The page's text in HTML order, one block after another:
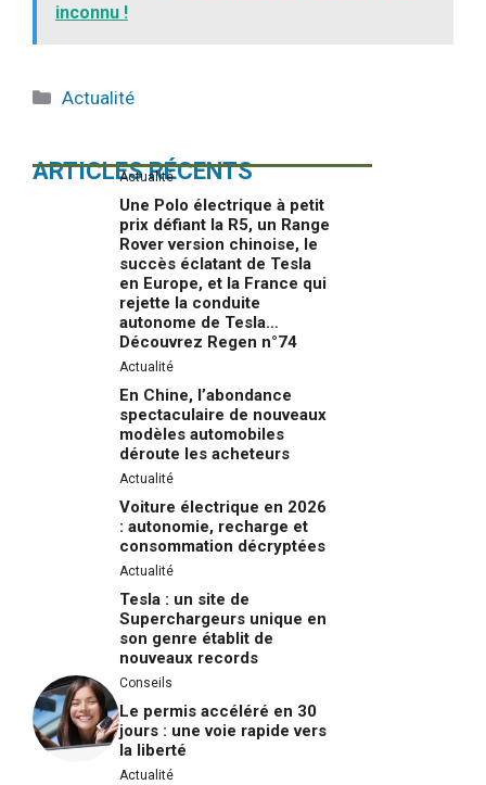
inconnu !
Catégories
Actualité
ARTICLES RÉCENTS
Actualité
Une Polo électrique à petit
prix défiant la R5, un Range
Rover version chinoise, le
succès éclatant de Tesla
en Europe, et la France qui
rejette la conduite
autonome de Tesla…
Découvrez Regen n°74
Actualité
En Chine, l’abondance
spectaculaire de nouveaux
modèles automobiles
déroute les acheteurs
Actualité
Voiture électrique en 2026
: autonomie, recharge et
consommation décryptées
Actualité
Tesla : un site de
Superchargeurs unique en
son genre établit de
nouveaux records
Conseils
Le permis accéléré en 30
jours : une voie rapide vers
la liberté
Actualité